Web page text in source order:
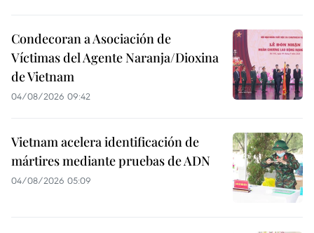
Condecoran a Asociación de
Víctimas del Agente Naranja/Dioxina
de Vietnam
04/08/2026 09:42
Vietnam acelera identificación de
mártires mediante pruebas de ADN
04/08/2026 05:09